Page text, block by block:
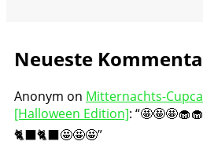
Neueste
Anonym on Mitternachts-
[Halloween Edition]: “
🐈‍⬛🐈‍⬛🤩🤩🤩”